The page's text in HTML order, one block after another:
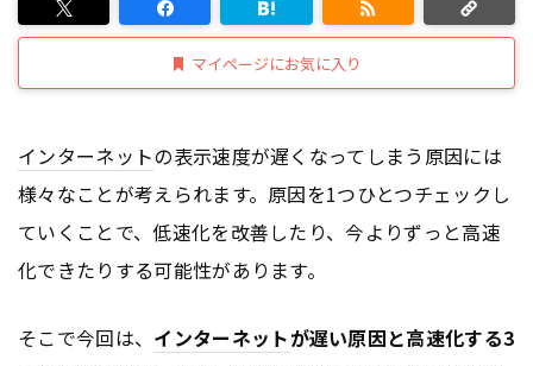
マイページにお気に入り
インターネットの表示速度が遅くなってしまう原因には
様々なことが考えられます。原因を1つひとつチェックし
ていくことで、低速化を改善したり、今よりずっと高速
化できたりする可能性があります。
そこで今回は、 インターネットが遅い原因と高速化する3